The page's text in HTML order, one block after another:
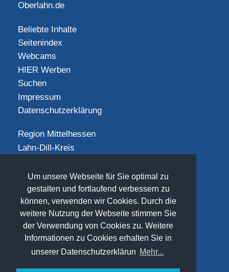
Um unsere Webseite für Sie optimal zu
gestalten und fortlaufend verbessern zu
können, verwenden wir Cookies. Durch die
weitere Nutzung der Webseite stimmen Sie
der Verwendung von Cookies zu. Weitere
Informationen zu Cookies erhalten Sie in
unserer Datenschutzerklärun Mehr...
Oberlahn.de
Beliebte Inhalte
Seitenindex
Webcams
HIER Werben
Suchen
Impressum
Datenschutzerklärung
Region Mittelhessen
Lahn-Dill-Kreis
Landkreis Limburg-Weilburg
Landkreis Marburg-Biedenkopf
Vogelsbergkreis
SOCIAL